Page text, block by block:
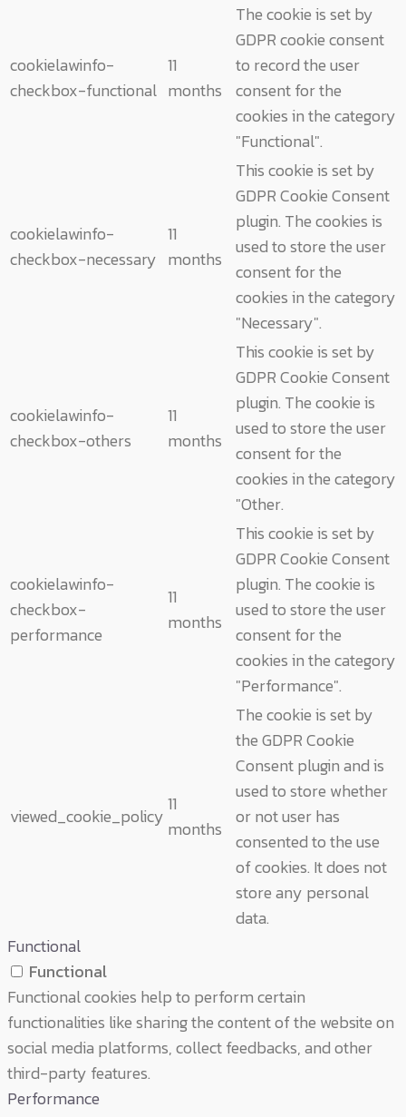
cookielawinfo-
checkbox-functional
11
months
The cookie is set by
GDPR cookie consent
to record the user
consent for the
cookies in the category
"Functional".
cookielawinfo-
checkbox-necessary
11
months
This cookie is set by
GDPR Cookie Consent
plugin. The cookies is
used to store the user
consent for the
cookies in the category
"Necessary".
cookielawinfo-
checkbox-others
11
months
This cookie is set by
GDPR Cookie Consent
plugin. The cookie is
used to store the user
consent for the
cookies in the category
"Other.
cookielawinfo-
checkbox-
performance
11
months
This cookie is set by
GDPR Cookie Consent
plugin. The cookie is
used to store the user
consent for the
cookies in the category
"Performance".
viewed_cookie_policy
11
months
The cookie is set by
the GDPR Cookie
Consent plugin and is
used to store whether
or not user has
consented to the use
of cookies. It does not
store any personal
data.
Functional
Functional
Functional cookies help to perform certain
functionalities like sharing the content of the website on
social media platforms, collect feedbacks, and other
third-party features.
Performance